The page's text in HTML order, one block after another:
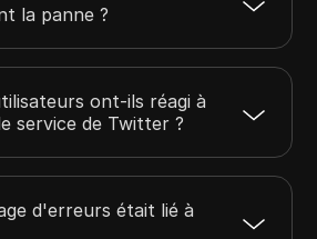
la panne ?
ont-ils réagi à
service de Twitter ?
d'erreurs était lié à